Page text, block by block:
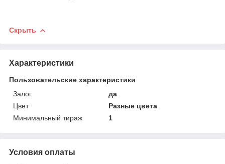
Скрыть
Характеристики
Пользовательские характеристики
Залог
да
Цвет
Разные цвета
Минимальный тираж
1
Условия оплаты